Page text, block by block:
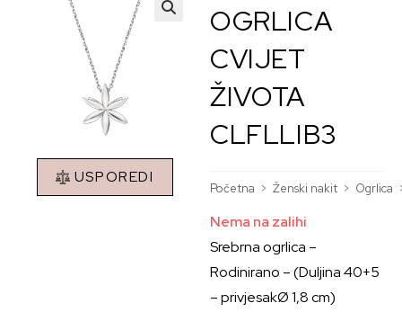
USPOREDI
OGRLICA
CVIJET
ŽIVOTA
CLFLLIB3
Početna > Ženski nakit > Ogrlica
Nema na zalihi
Srebrna ogrlica –
Rodinirano – (Duljina 40+5
– privjesakØ 1,8 cm)